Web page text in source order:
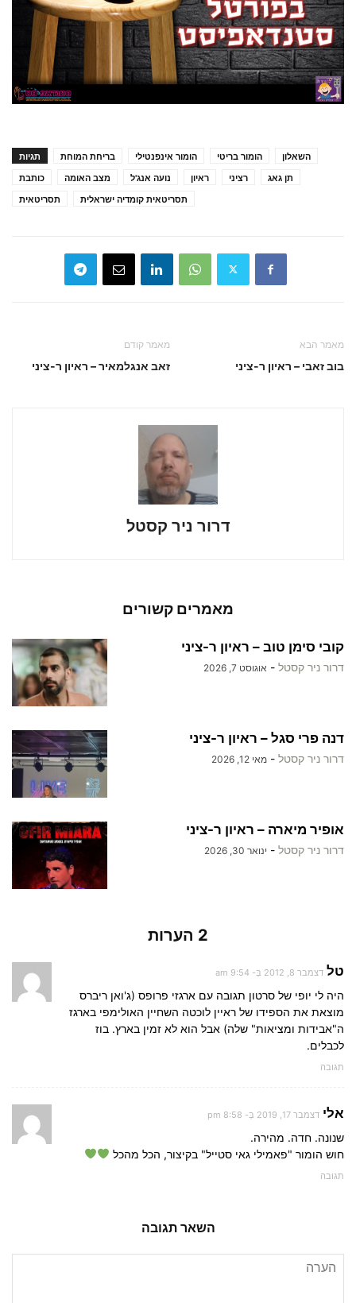
תגיות בריחת המוחת הומור אינפנטילי הומור בריטי
השאלון
כותבת
מצב האומה נועה אנג'ל ראיון רציני
תן גאג
תסריטאית
תסריטאית קומדיה ישראלית
מאמר קודם
זאב אנגלמאיר – ראיון ר-ציני
מאמר הבא
בוב זאבי – ראיון ר-ציני
דרור ניר קסטל
מאמרים קשורים
קובי סימן טוב – ראיון ר-ציני
דרור ניר קסטל - אוגוסט 7, 2026
דנה פרי סגל – ראיון ר-ציני
דרור ניר קסטל - מאי 12, 2026
אופיר מיארה – ראיון ר-ציני
דרור ניר קסטל - ינואר 30, 2026
2 הערות
טל דצמבר 8, 2012 בְּ- 9:54 am
היה לי יופי של סרטון תגובה עם ארגזי פרופס (ג'ואן ריברס
מוצאת את הספידו של ראיין לוכטה השחיין האולימפי בארגז
ה"אבידות ומציאות" שלה) אבל הוא לא זמין בארץ. בוז
לכבלים.
תגובה
אלי דצמבר 17, 2019 בְּ- 8:58 pm
שנונה. חדה. מהירה.
חוש הומור "פאמילי גאי סטייל" בקיצור, הכל מהכל
תגובה
השאר תגובה